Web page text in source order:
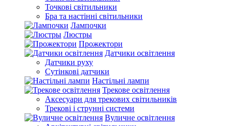
Точкові світильники
Бра та настінні світильники
Лампочки
Люстры
Прожектори
Датчики освітлення
Датчики руху
Сутінкові датчики
Настільні лампи
Трекове освітлення
Аксесуари для трекових світильників
Трекові і струнні системи
Вуличне освітлення